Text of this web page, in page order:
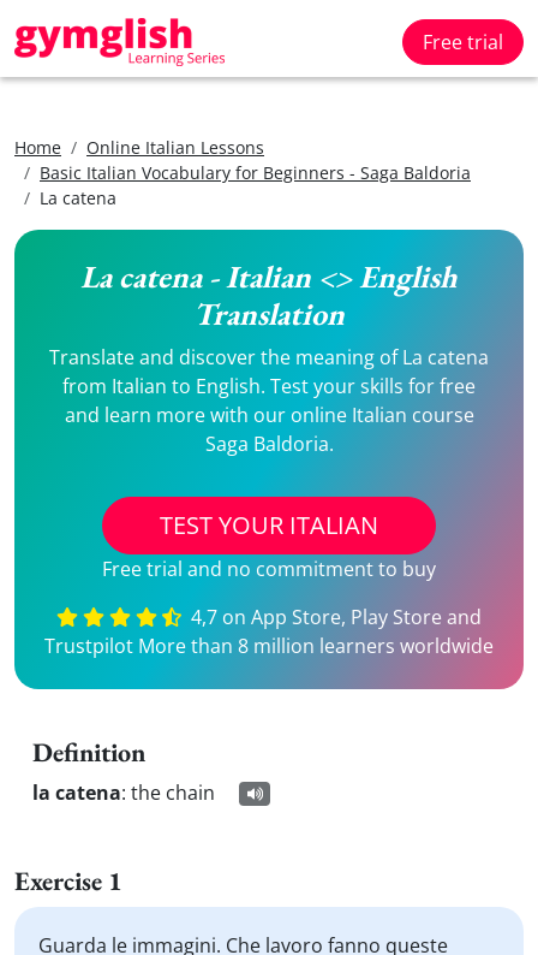
Free trial
Home
Online Italian Lessons
Basic Italian Vocabulary for Beginners - Saga Baldoria
La catena
La catena - Italian <> English
Translation
Translate and discover the meaning of La catena
from Italian to English. Test your skills for free
and learn more with our online Italian course
Saga Baldoria.
TEST YOUR ITALIAN
Free trial and no commitment to buy
4,7 on App Store, Play Store and
Trustpilot More than 8 million learners worldwide
Definition
la catena: the chain
Exercise 1
Guarda le immagini. Che lavoro fanno queste